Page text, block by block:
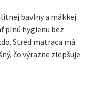
bavlny a mäkkej
plnú hygienu bez
Stred matraca má
čo výrazne zlepšuje